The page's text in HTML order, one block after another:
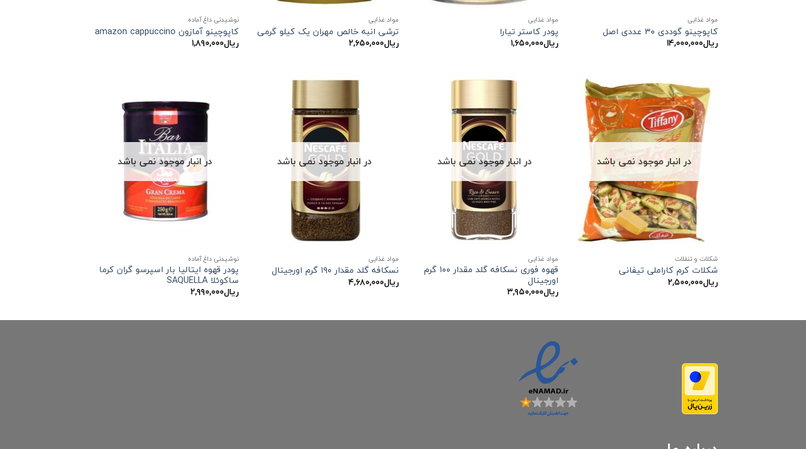
مواد غذایی
کاپوچینو گوددی ۳۰ عددی اصل
ریال۱۴,۰۰۰,۰۰۰
مواد غذایی
پودر کاستر تیارا
ریال۱,۶۵۰,۰۰۰
مواد غذایی
ترشی انبه خالص مهران یک کیلو گرمی
ریال۲,۶۵۰,۰۰۰
نوشیدنی داغ آماده
کاپوچینو آمازون amazon cappuccino
ریال۱,۸۹۰,۰۰۰
در انبار موجود نمی باشد
شکلات و تنقلات
شکلات کرم کاراملی تیفانی
ریال۲,۵۰۰,۰۰۰
در انبار موجود نمی باشد
مواد غذایی
قهوه فوری نسکافه گلد مقدار ۱۰۰ گرم
اورجینال
ریال۳,۹۵۰,۰۰۰
در انبار موجود نمی باشد
مواد غذایی
نسکافه گلد مقدار ۱۹۰ گرم اورجینال
ریال۴,۶۸۰,۰۰۰
در انبار موجود نمی باشد
نوشیدنی داغ آماده
پودر قهوه ایتالیا بار اسپرسو گران کرما
ساکوئلا SAQUELLA
ریال۲,۹۹۰,۰۰۰